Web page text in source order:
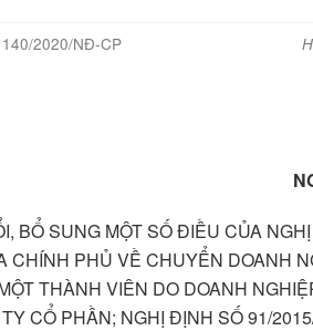
2020/NĐ-CP
BỔ SUNG MỘT SỐ ĐIỀU CỦA
CHÍNH PHỦ VỀ CHUYỂN DOANH
THÀNH VIÊN DO DOANH
CỔ PHẦN; NGHỊ ĐỊNH SỐ 91/